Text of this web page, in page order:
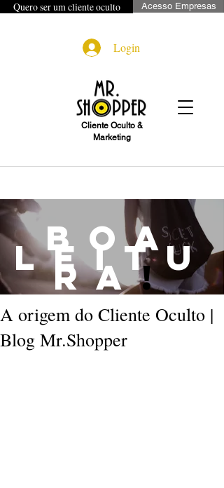
Quero ser um cliente oculto Acesso Empresas
Login
Cliente Oculto &
Marketing
boa
leitu
ra!
A origem do Cliente Oculto |
Blog Mr.Shopper